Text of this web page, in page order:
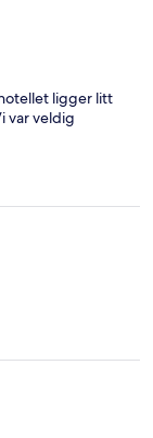
ligger litt
var veldig